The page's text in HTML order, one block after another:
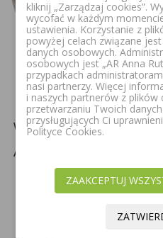
VILLEROY&BOCH ANTAO
WANNA WOLNOSTOJĄCA
170X75 CM OWALNA
ALMOND UBQ170TAO7V-
AL
kliknij „Zarządzaj cookies”.
wycofać w każdym
ustawienia. Korzystanie z
powyżej celach związane
danych osobowych.
osobowych jest „AR Anna
przypadkach
nasi partnerzy. Więcej
i naszych partnerów z plików
przetwarzaniu Twoich
przysługujących Ci
Polityce Cookies.
ZAAKCEPTUJ